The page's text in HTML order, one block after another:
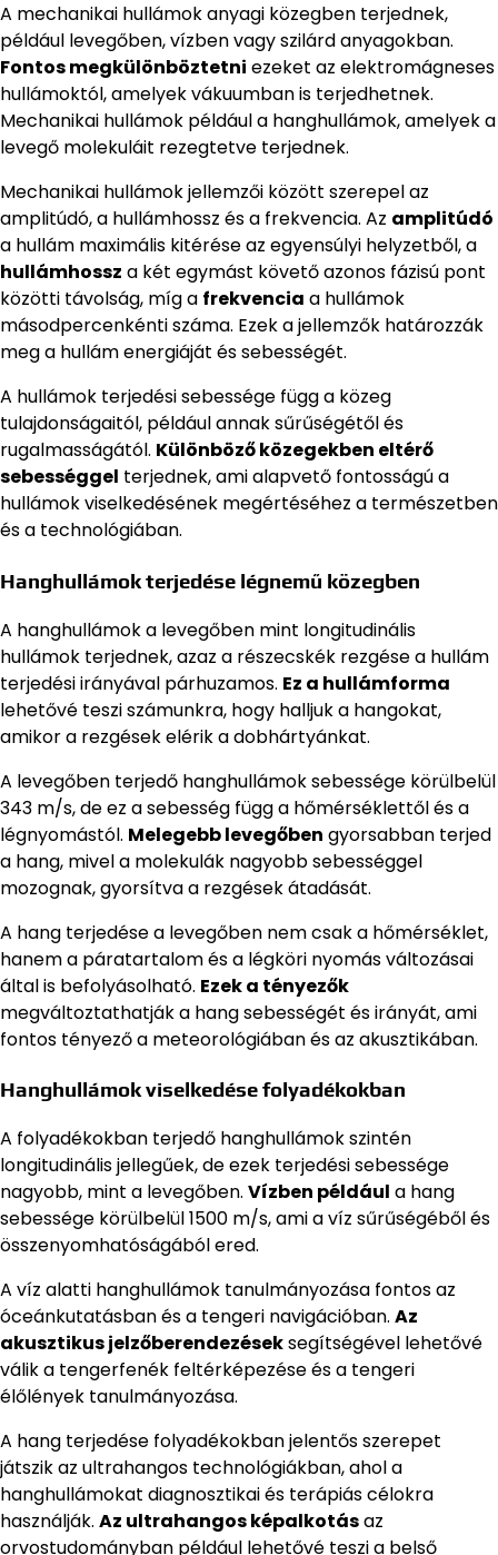
A mechanikai hullámok anyagi közegben terjednek,
például levegőben, vízben vagy szilárd anyagokban.
Fontos megkülönböztetni ezeket az elektromágneses
hullámoktól, amelyek vákuumban is terjedhetnek.
Mechanikai hullámok például a hanghullámok, amelyek a
levegő molekuláit rezegtetve terjednek.
Mechanikai hullámok jellemzői között szerepel az
amplitúdó, a hullámhossz és a frekvencia. Az amplitúdó
a hullám maximális kitérése az egyensúlyi helyzetből, a
hullámhossz a két egymást követő azonos fázisú pont
közötti távolság, míg a frekvencia a hullámok
másodpercenkénti száma. Ezek a jellemzők határozzák
meg a hullám energiáját és sebességét.
A hullámok terjedési sebessége függ a közeg
tulajdonságaitól, például annak sűrűségétől és
rugalmasságától. Különböző közegekben eltérő
sebességgel terjednek, ami alapvető fontosságú a
hullámok viselkedésének megértéséhez a természetben
és a technológiában.
Hanghullámok terjedése légnemű közegben
A hanghullámok a levegőben mint longitudinális
hullámok terjednek, azaz a részecskék rezgése a hullám
terjedési irányával párhuzamos. Ez a hullámforma
lehetővé teszi számunkra, hogy halljuk a hangokat,
amikor a rezgések elérik a dobhártyánkat.
A levegőben terjedő hanghullámok sebessége körülbelül
343 m/s, de ez a sebesség függ a hőmérséklettől és a
légnyomástól. Melegebb levegőben gyorsabban terjed
a hang, mivel a molekulák nagyobb sebességgel
mozognak, gyorsítva a rezgések átadását.
A hang terjedése a levegőben nem csak a hőmérséklet,
hanem a páratartalom és a légköri nyomás változásai
által is befolyásolható. Ezek a tényezők
megváltoztathatják a hang sebességét és irányát, ami
fontos tényező a meteorológiában és az akusztikában.
Hanghullámok viselkedése folyadékokban
A folyadékokban terjedő hanghullámok szintén
longitudinális jellegűek, de ezek terjedési sebessége
nagyobb, mint a levegőben. Vízben például a hang
sebessége körülbelül 1500 m/s, ami a víz sűrűségéből és
összenyomhatóságából ered.
A víz alatti hanghullámok tanulmányozása fontos az
óceánkutatásban és a tengeri navigációban. Az
akusztikus jelzőberendezéseksegítségével lehetővé
válik a tengerfenék feltérképezése és a tengeri
élőlények tanulmányozása.
A hang terjedése folyadékokban jelentős szerepet
játszik az ultrahangos technológiákban, ahol a
hanghullámokat diagnosztikai és terápiás célokra
használják. Az ultrahangos képalkotásaz
orvostudományban például lehetővé teszi a belső